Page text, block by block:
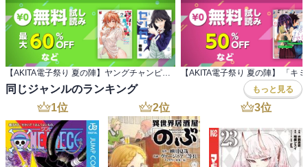
同じジャンルのランキング もっと見る
1位 2位 3位